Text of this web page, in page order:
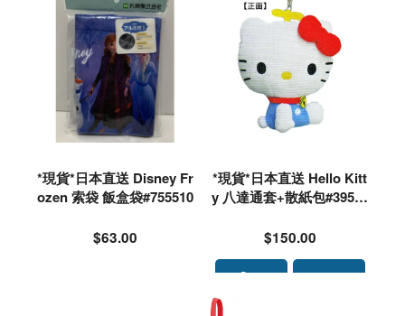
*現貨*日本直送 Disney Fr
ozen 索袋 飯盒袋#755510
$63.00
*現貨*日本直送 Hello Kitt
y 八達通套+散紙包#39515
$150.00